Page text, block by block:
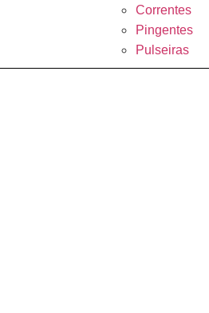
Correntes
Pingentes
Pulseiras